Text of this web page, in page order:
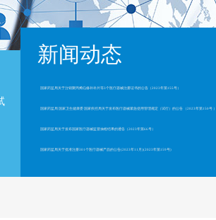
新闻动态
国家药监局关于注销聚丙烯疝修补补片等3个医疗器械注册证书的公告（2023年第155号）
国家药监局 国家卫生健康委 国家疾控局关于发布医疗器械紧急使用管理规定（试行）的公告 （2023年第150号 ）
国家药监局关于发布国家医疗器械监督抽检结果的通告（2023年第66号）
国家药监局关于批准注册301个医疗器械产品的公告(2023年11月)(2023年第159号)